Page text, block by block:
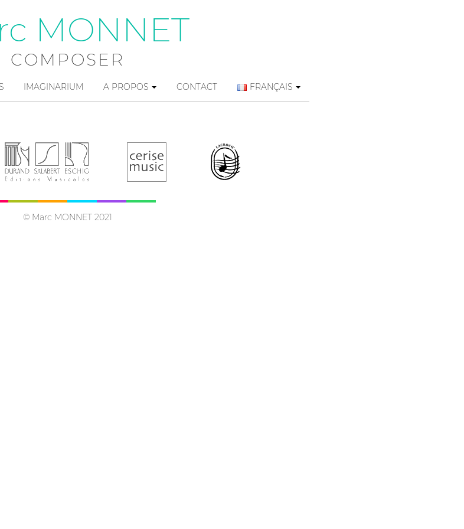
MONNET
COMPOSER
IMAGINARIUM A PROPOS CONTACT FRANÇAIS
© Marc MONNET 2021